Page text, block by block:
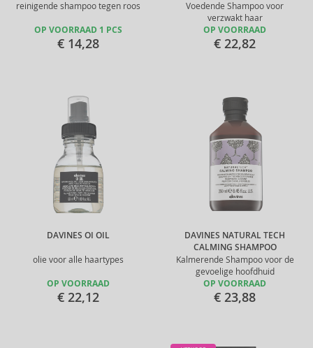
reinigende shampoo tegen roos
OP VOORRAAD 1 PCS
€ 14,28
Voedende Shampoo voor
verzwakt haar
OP VOORRAAD
€ 22,82
DAVINES OI OIL
olie voor alle haartypes
OP VOORRAAD
€ 22,12
DAVINES NATURAL TECH
CALMING SHAMPOO
Kalmerende Shampoo voor de
gevoelige hoofdhuid
OP VOORRAAD
€ 23,88